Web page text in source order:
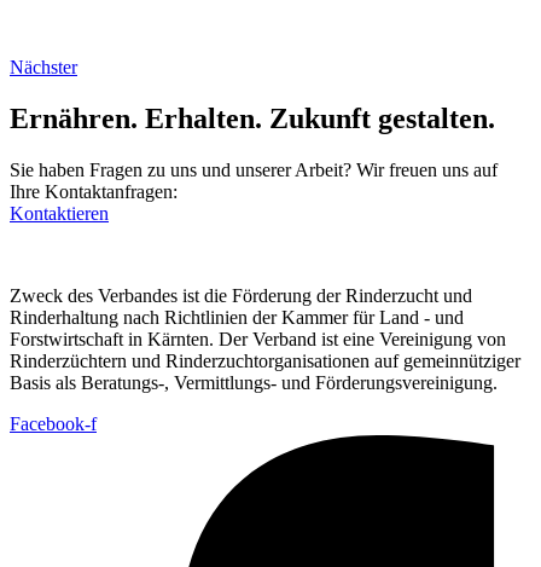
Nächster
Ernähren. Erhalten. Zukunft gestalten.
Sie haben Fragen zu uns und unserer Arbeit? Wir freuen uns auf
Ihre Kontaktanfragen:
Kontaktieren
Zweck des Verbandes ist die Förderung der Rinderzucht und
Rinderhaltung nach Richtlinien der Kammer für Land - und
Forstwirtschaft in Kärnten. Der Verband ist eine Vereinigung von
Rinderzüchtern und Rinderzuchtorganisationen auf gemeinnütziger
Basis als Beratungs-, Vermittlungs- und Förderungsvereinigung.
Facebook-f